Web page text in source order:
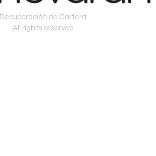
Recuperación de Cartera
All rights reserved